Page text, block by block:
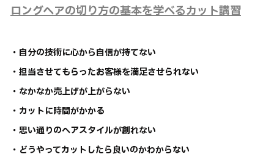
ロングヘアの切り方の基本を学べるカット講習
・自分の技術に心から自信が持てない
・担当させてもらったお客様を満足させられない
・なかなか売上げが上がらない
・カットに時間がかかる
・思い通りのヘアスタイルが創れない
・どうやってカットしたら良いのかわからない